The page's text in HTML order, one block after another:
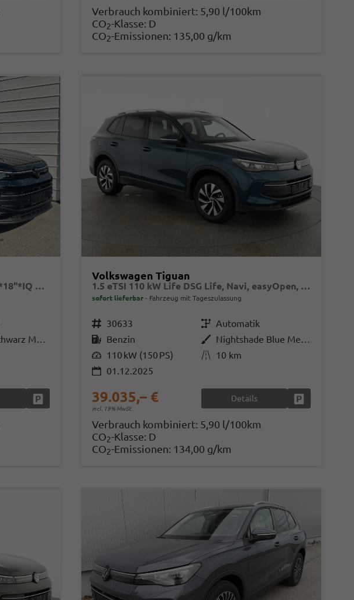
Verbrauch kombiniert: 5,90 l/100km
CO2-Klasse: D
CO2-Emissionen: 135,00 g/km
Prime 2.0 TDI DSG Android Auto*SHZ*18"*IQ Drive*360°*ACC*Keyless*LED Plus*Design Paket
Grenadillschwarz Metallic
Fahrzeug parken
Volkswagen Tiguan
1.5 eTSI 110 kW Life DSG Life, Navi, easyOpen, Kamera, 5-J Garantie
sofort lieferbar Fahrzeug mit Tageszulassung
Fahrzeugnr. 30633 GetriebeAutomatik
Kraftstoff Benzin Außenfarbe
Nightshade Blue Metallic
Leistung 110 kW (150 PS) Kilometerstand 10 km
01.12.2025
39.035,– €
incl. 19% MwSt.
Details
Verbrauch kombiniert: 5,90 l/100km
CO2-Klasse: D
CO2-Emissionen: 134,00 g/km